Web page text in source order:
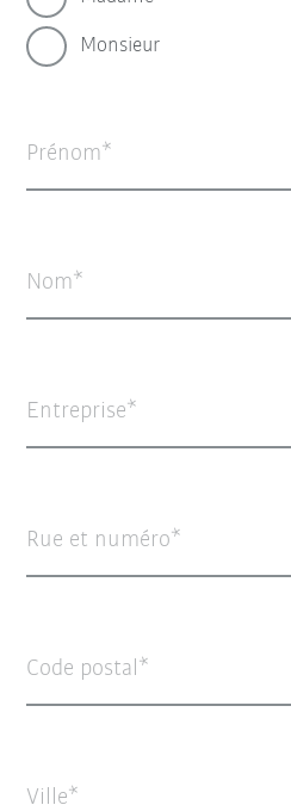
Monsieur
Prénom
Nom
Entreprise
Rue et numéro
Code postal
Ville